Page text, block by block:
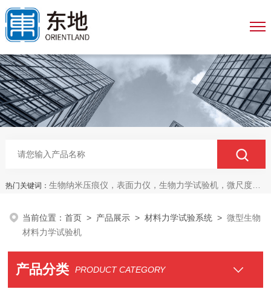
热门关键词： 生物纳米压痕仪，表面力仪，生物力学试验机，微尺度压缩拉伸测试系统，生物材料双轴力学测试系统，细胞拉伸仪，原子力探针，细胞流体剪切，细胞压缩，牵引力玻片
当前位置：首页 > 产品展示 >材料力学试验系统 >微型生物
材料力学试验机
产品分类 PRODUCT CATEGORY